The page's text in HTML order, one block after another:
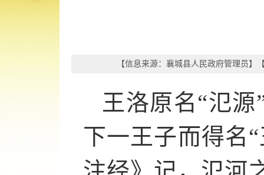
【信息来源： 襄城县人民政府管理员 】
王洛原名“氾
下一王子而得名